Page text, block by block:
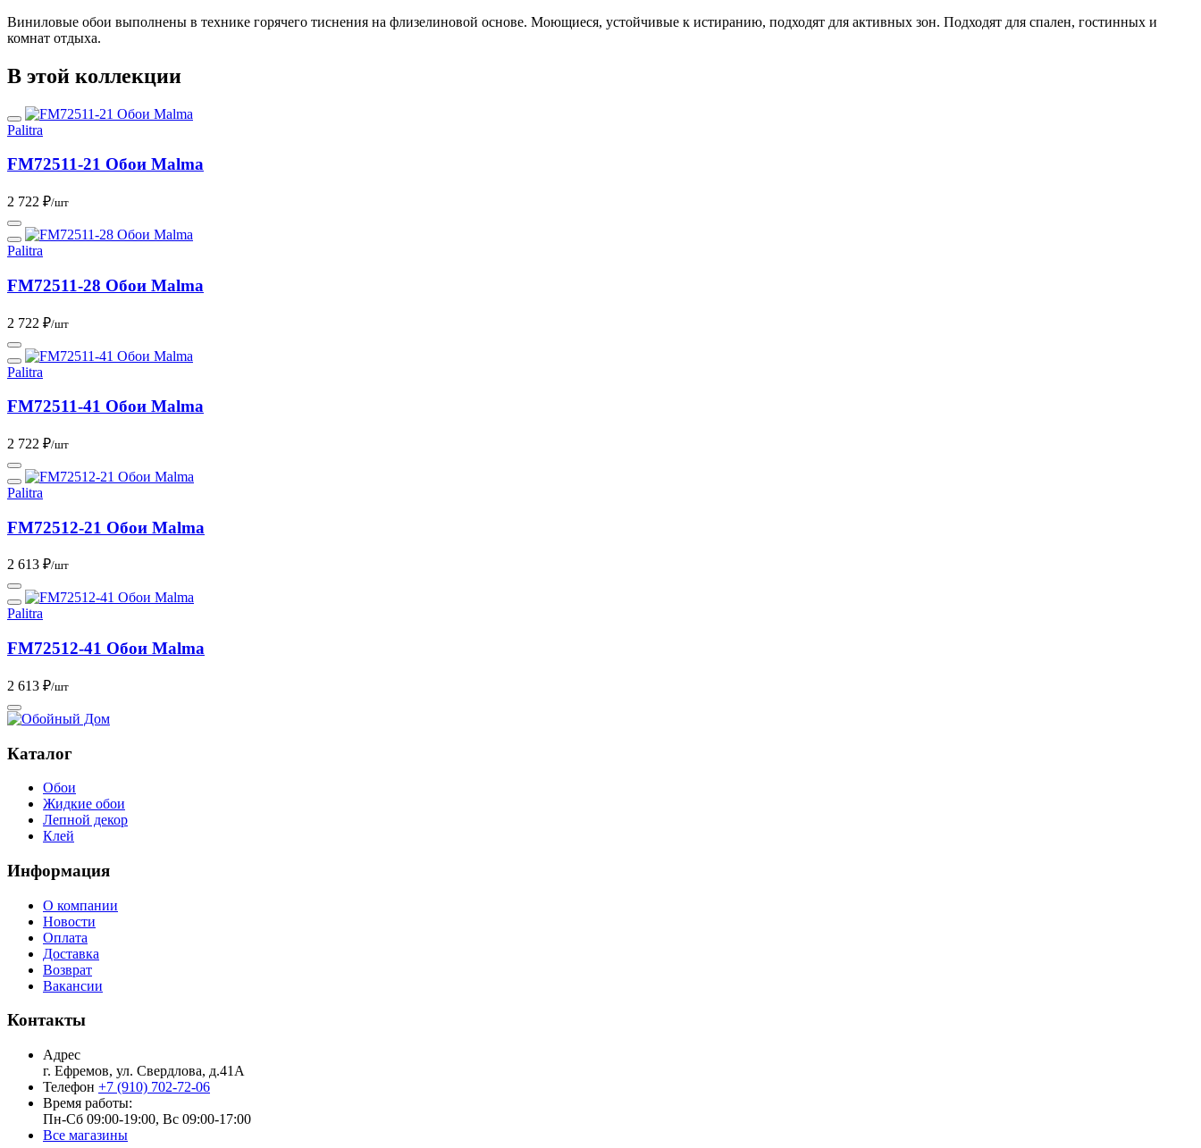
Виниловые обои выполнены в технике горячего тиснения на флизелиновой основе. Моющиеся, устойчивые к истиранию, подходят для активных зон. Подходят для спален, гостинных и
комнат отдыха.
В этой коллекции
Palitra
FM72511-21 Обои Malma
2 722 ₽/шт
Palitra
FM72511-28 Обои Malma
2 722 ₽/шт
Palitra
FM72511-41 Обои Malma
2 722 ₽/шт
Palitra
FM72512-21 Обои Malma
2 613 ₽/шт
Palitra
FM72512-41 Обои Malma
2 613 ₽/шт
Каталог
Обои
Жидкие обои
Лепной декор
Клей
Информация
О компании
Новости
Оплата
Доставка
Возврат
Вакансии
Контакты
Адрес
г. Ефремов, ул. Свердлова, д.41А
Телефон +7 (910) 702-72-06
Время работы:
Пн-Сб 09:00-19:00, Вс 09:00-17:00
Все магазины